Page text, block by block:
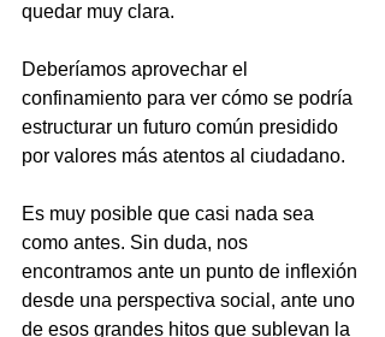
quedar muy clara.
Deberíamos aprovechar el
confinamiento para ver cómo se podría
estructurar un futuro común presidido
por valores más atentos al ciudadano.
Es muy posible que casi nada sea
como antes. Sin duda, nos
encontramos ante un punto de inflexión
desde una perspectiva social, ante uno
de esos grandes hitos que sublevan la